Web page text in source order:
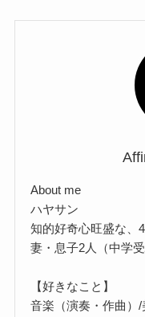
About me
ハヤサン
知的好奇心旺盛な、
妻・息子2人（中学
【好きなこと】
音楽（演奏・作曲）